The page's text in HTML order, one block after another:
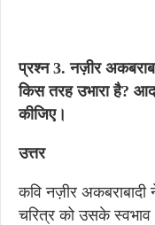
प्रश्न 3. नज़ीर
किस तरह उभारा है?
कीजिए।
उत्तर
कवि नज़ीर अकबराबादी
चरित्र को उसके